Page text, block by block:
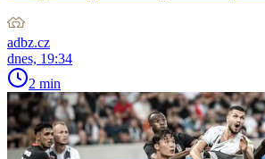
adbz.cz
dnes, 19:34
2 min